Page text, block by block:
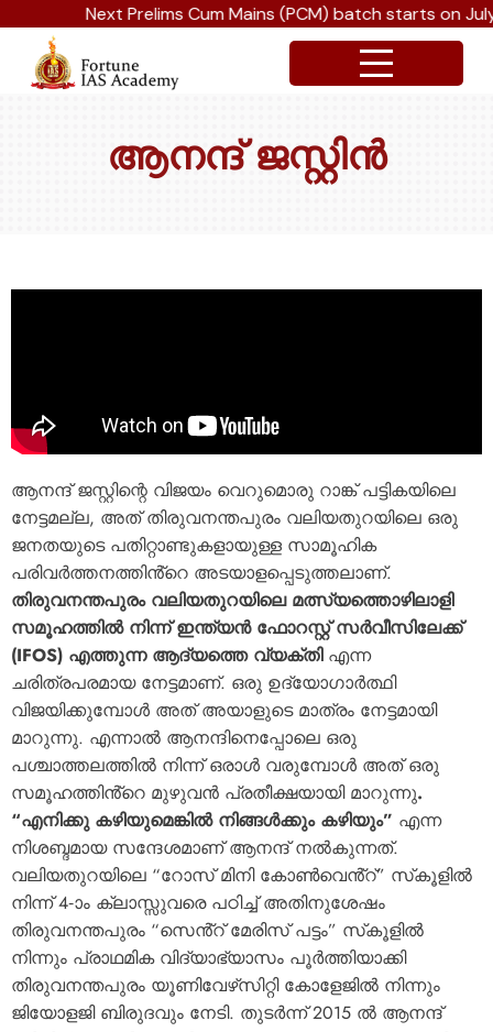
Next Prelims Cum Mains (PCM) batch starts on July
ആനന്ദ് ജസ്റ്റിൻ
ആനന്ദ് ജസ്റ്റിന്റെ വിജയം വെറുമൊരു റാങ്ക് പട്ടികയിലെ
നേട്ടമല്ല, അത് തിരുവനന്തപുരം വലിയതുറയിലെ ഒരു
ജനതയുടെ പതിറ്റാണ്ടുകളായുള്ള സാമൂഹിക
പരിവർത്തനത്തിൻ്റെ അടയാളപ്പെടുത്തലാണ്.
തിരുവനന്തപുരം വലിയതുറയിലെ മത്സ്യത്തൊഴിലാളി
സമൂഹത്തിൽ നിന്ന് ഇന്ത്യൻ ഫോറസ്റ്റ് സർവീസിലേക്ക്
(IFOS) എത്തുന്ന ആദ്യത്തെ വ്യക്തിഎന്ന
ചരിത്രപരമായ നേട്ടമാണ്. ഒരു ഉദ്യോഗാർത്ഥി
വിജയിക്കുമ്പോൾ അത് അയാളുടെ മാത്രം നേട്ടമായി
മാറുന്നു. എന്നാൽ ആനന്ദിനെപ്പോലെ ഒരു
പശ്ചാത്തലത്തിൽ നിന്ന് ഒരാൾ വരുമ്പോൾ അത് ഒരു
സമൂഹത്തിൻ്റെ മുഴുവൻ പ്രതീക്ഷയായി മാറുന്നു.
“എനിക്കു കഴിയുമെങ്കിൽ നിങ്ങൾക്കും കഴിയും” എന്ന
നിശബ്ദമായ സന്ദേശമാണ് ആനന്ദ് നൽകുന്നത്.
വലിയതുറയിലെ “റോസ് മിനി കോൺവെൻ്റ്” സ്‌കൂളിൽ
നിന്ന് 4-ാം ക്ലാസ്സുവരെ പഠിച്ച് അതിനുശേഷം
തിരുവനന്തപുരം “സെൻ്റ് മേരിസ് പട്ടം” സ്‌കൂളിൽ
നിന്നും പ്രാഥമിക വിദ്യാഭ്യാസം പൂർത്തിയാക്കി
തിരുവനന്തപുരം യൂണിവേഴ്‌സിറ്റി കോളേജിൽ നിന്നും
ജിയോളജി ബിരുദവും നേടി. തുടർന്ന് 2015 ൽ ആനന്ദ്